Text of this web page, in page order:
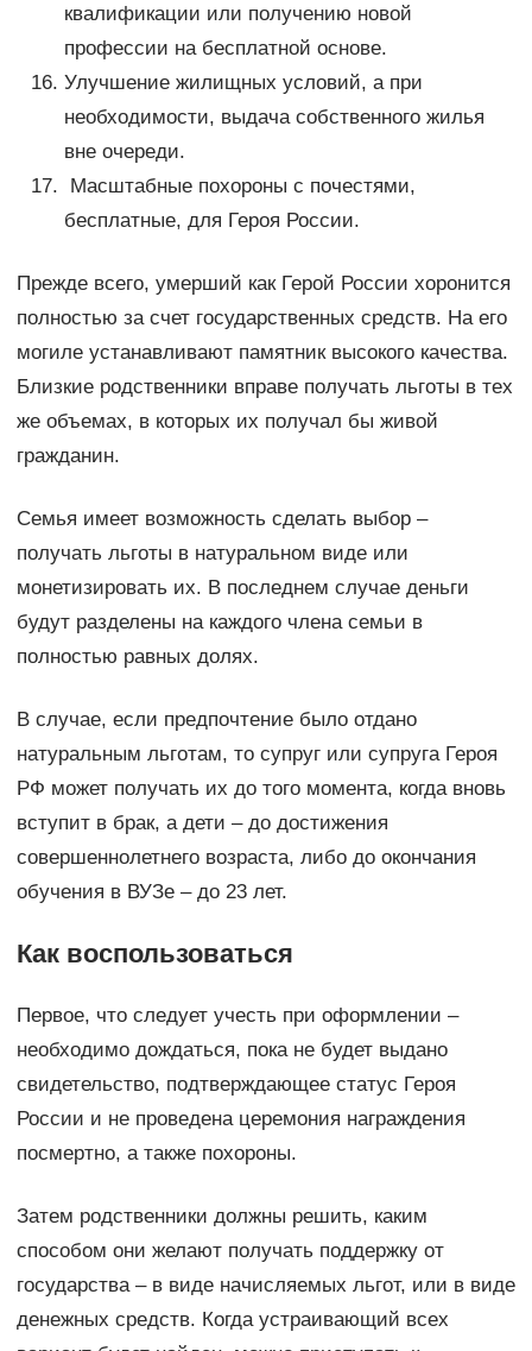
квалификации или получению новой
профессии на бесплатной основе.
Улучшение жилищных условий, а при
необходимости, выдача собственного жилья
вне очереди.
Масштабные похороны с почестями,
бесплатные, для Героя России.
Прежде всего, умерший как Герой России хоронится
полностью за счет государственных средств. На его
могиле устанавливают памятник высокого качества.
Близкие родственники вправе получать льготы в тех
же объемах, в которых их получал бы живой
гражданин.
Семья имеет возможность сделать выбор –
получать льготы в натуральном виде или
монетизировать их. В последнем случае деньги
будут разделены на каждого члена семьи в
полностью равных долях.
В случае, если предпочтение было отдано
натуральным льготам, то супруг или супруга Героя
РФ может получать их до того момента, когда вновь
вступит в брак, а дети – до достижения
совершеннолетнего возраста, либо до окончания
обучения в ВУЗе – до 23 лет.
Как воспользоваться
Первое, что следует учесть при оформлении –
необходимо дождаться, пока не будет выдано
свидетельство, подтверждающее статус Героя
России и не проведена церемония награждения
посмертно, а также похороны.
Затем родственники должны решить, каким
способом они желают получать поддержку от
государства – в виде начисляемых льгот, или в виде
денежных средств. Когда устраивающий всех